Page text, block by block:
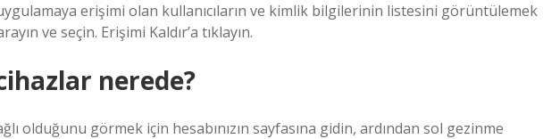
erişimi olan kullanıcıların ve kimlik bilgilerinin listesini görüntülemek
ve seçin. Erişimi Kaldır’a tıklayın.
nerede?
olduğunu görmek için hesabınızın sayfasına gidin, ardından sol gezinme